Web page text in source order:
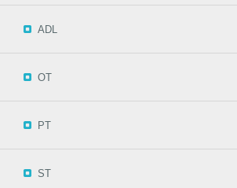
ADL
OT
PT
ST